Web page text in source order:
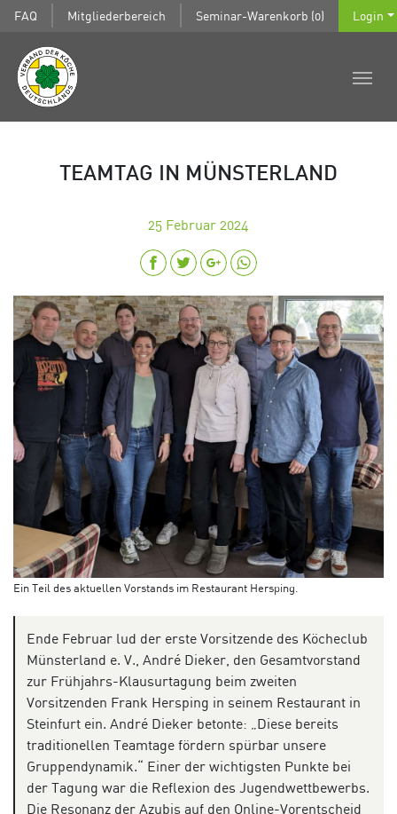
FAQ Mitgliederbereich Seminar-Warenkorb (0) Login
TEAMTAG IN MÜNSTERLAND
25 Februar 2024
Ein Teil des aktuellen Vorstands im Restaurant Hersping.
Ende Februar lud der erste Vorsitzende des Köcheclub
Münsterland e. V., André Dieker, den Gesamtvorstand
zur Frühjahrs-Klausurtagung beim zweiten
Vorsitzenden Frank Hersping in seinem Restaurant in
Steinfurt ein. André Dieker betonte: „Diese bereits
traditionellen Teamtage fördern spürbar unsere
Gruppendynamik.“ Einer der wichtigsten Punkte bei
der Tagung war die Reflexion des Jugendwettbewerbs.
Die Resonanz der Azubis auf den Online-Vorentscheid